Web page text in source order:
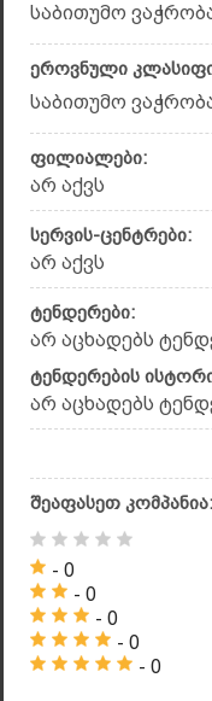
საბითუმო
ეროვნული
საბითუმო
ფილიალები:
არ აქვს
სერვის-ცენტრები:
არ აქვს
ტენდერები:
არ აცხადებს
ტენდერების
არ აცხადებს
შეაფასეთ კომპანია:
- 0
- 0
- 0
- 0
- 0